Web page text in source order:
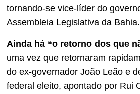
tornando-se vice-líder do
Assembleia Legislativa da Bahia.
Ainda há “o retorno dos que
uma vez que retornaram
do ex-governador João Leão e
federal eleito, apontado por Rui